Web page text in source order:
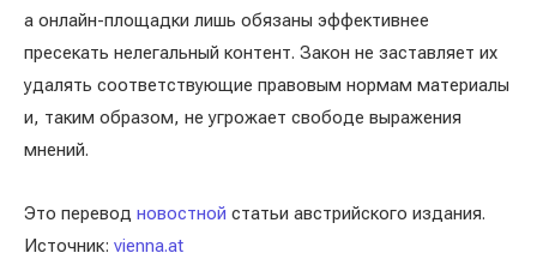
а онлайн-площадки лишь обязаны эффективнее
пресекать нелегальный контент. Закон не заставляет их
удалять соответствующие правовым нормам материалы
и, таким образом, не угрожает свободе выражения
мнений.
Это перевод новостной статьи австрийского издания.
Источник: vienna.at